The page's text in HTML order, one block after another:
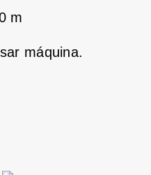
m
máquina.